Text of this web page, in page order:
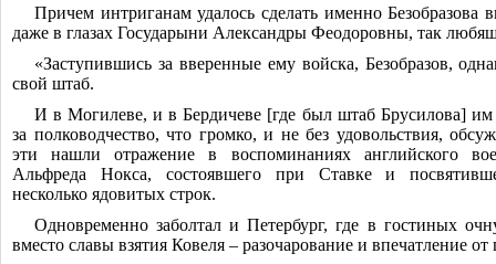
Причем интриганам удалось сделать именно Безобразова
даже в глазах Государыни Александры Феодоровны, так
«Заступившись за вверенные ему войска, Безобразов,
свой штаб.
И в Могилеве, и в Бердичеве [где был штаб Брусилова] им
за полководчество, что громко, и не без удовольствия,
эти нашли отражение в воспоминаниях английского
Альфреда Нокса, состоявшего при Ставке и
несколько ядовитых строк.
Одновременно заболтал и Петербург, где в гостиных
вместо славы взятия Ковеля ‒ разочарование и впечатление